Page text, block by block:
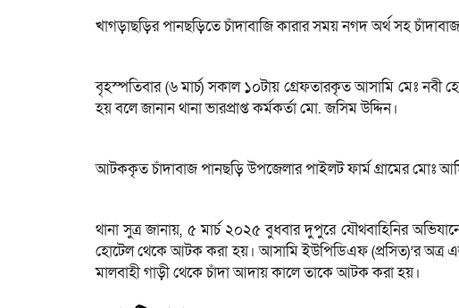
খাগড়াছড়ির পানছড়িতে চাঁদাবাজি কারার সময় নগদ অর্থ সহ
বৃহস্পতিবার (৬ মার্চ) সকাল ১০টায় গ্রেফতারকৃত আসামি মেঃ নবী
হয় বলে জানান থানা ভারপ্রাপ্ত কর্মকর্তা মো. জসিম উদ্দিন।
আটককৃত চাঁদাবাজ পানছড়ি উপজেলার পাইলট ফার্ম গ্রামের মোঃ
থানা সুত্র জানায়, ৫ মার্চ ২০২৫ বুধবার দুপুরে যৌথবাহিনির
হোটেল থেকে আটক করা হয়। আসামি ইউপিডিএফ (প্রসিত)’র অত্র
মালবাহী গাড়ী থেকে চাঁদা আদায় কালে তাকে আটক করা হয়।